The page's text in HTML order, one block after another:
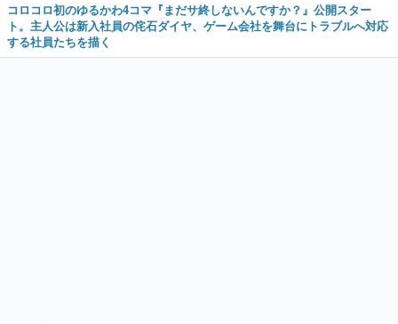
コロコロ初のゆるかわ4コマ『まだサ終しないんですか？』公開スター
ト。主人公は新入社員の侘石ダイヤ、ゲーム会社を舞台にトラブルへ対応
する社員たちを描く